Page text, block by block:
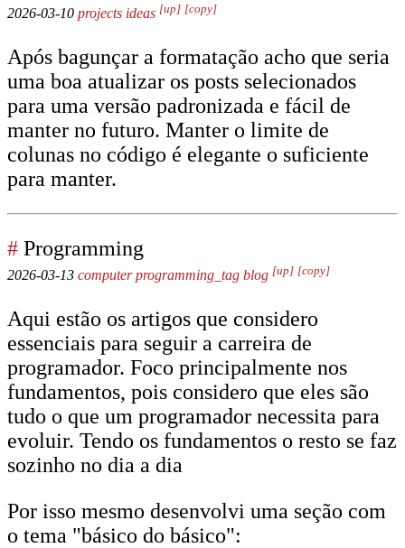
2026-03-10 projects ideas [up] [copy]
Após bagunçar a formatação acho que seria
uma boa atualizar os posts selecionados
para uma versão padronizada e fácil de
manter no futuro. Manter o limite de
colunas no código é elegante o suficiente
para manter.
# Programming
2026-03-13 computer programming_tag blog [up] [copy]
Aqui estão os artigos que considero
essenciais para seguir a carreira de
programador. Foco principalmente nos
fundamentos, pois considero que eles são
tudo o que um programador necessita para
evoluir. Tendo os fundamentos o resto se faz
sozinho no dia a dia
Por isso mesmo desenvolvi uma seção com
o tema "básico do básico":